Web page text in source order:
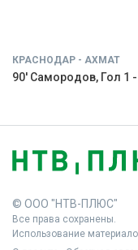
КРАСНОДАР - АХМАТ
90' Самородов, Гол 1 -
© ООО "НТВ-ПЛЮС"
Все права сохранены.
Использование